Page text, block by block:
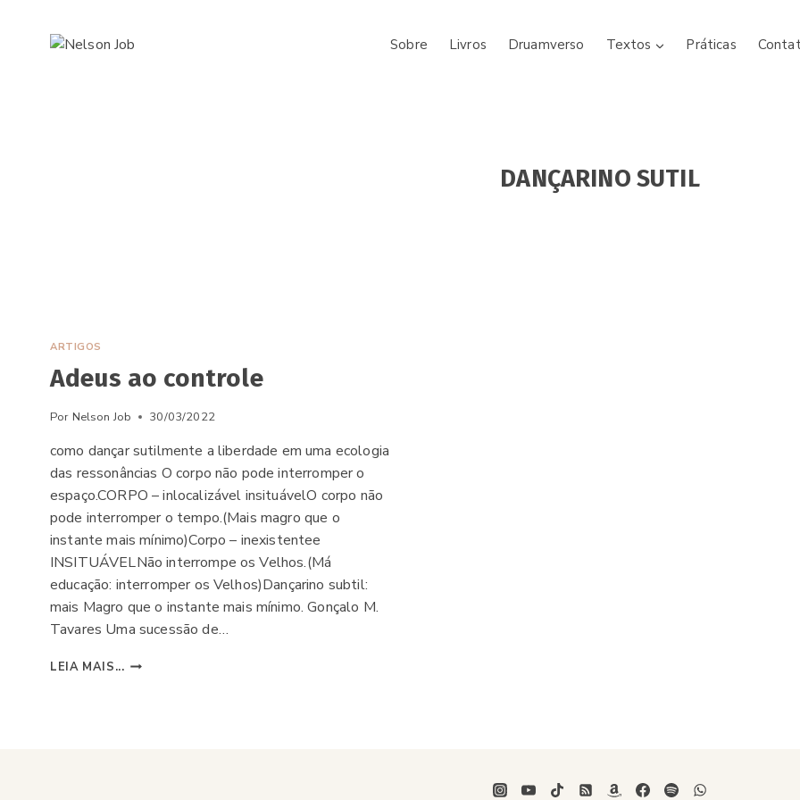
Sobre Livros Druamverso Textos Práticas
DANÇARINO SUTIL
ARTIGOS
Adeus ao controle
Por Nelson Job 30/03/2022
como dançar sutilmente a liberdade em uma ecologia
das ressonâncias O corpo não pode interromper o
espaço.CORPO – inlocalizável insituávelO corpo não
pode interromper o tempo.(Mais magro que o
instante mais mínimo)Corpo – inexistentee
INSITUÁVELNão interrompe os Velhos.(Má
educação: interromper os Velhos)Dançarino subtil:
mais Magro que o instante mais mínimo. Gonçalo M.
Tavares Uma sucessão de…
LEIA MAIS... ADEUS